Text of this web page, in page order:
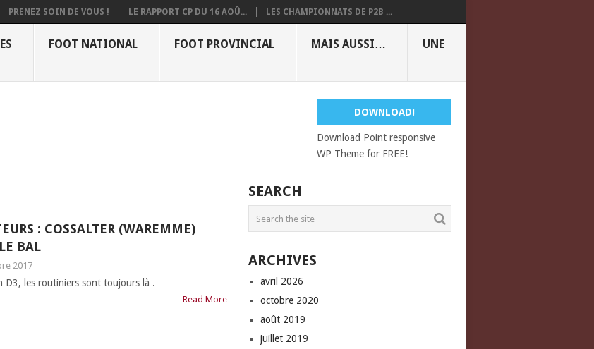
PRENEZ SOIN DE VOUS ! LE RAPPORT CP DU 16 AOÛ... LES CHAMPIONNATS DE P2B ...
FOOT NATIONAL FOOT PROVINCIAL MAIS AUSSI… UNE
DOWNLOAD!
Download Point responsive
WP Theme for FREE!
: COSSALTER (WAREMME)
BAL
2017
D3, les routiniers sont toujours là .
Read More
SEARCH
ARCHIVES
avril 2026
octobre 2020
août 2019
juillet 2019